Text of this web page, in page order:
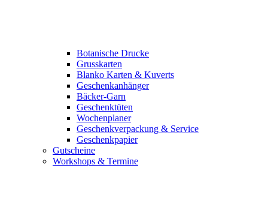
Botanische Drucke
Grusskarten
Blanko Karten & Kuverts
Geschenkanhänger
Bäcker-Garn
Geschenktüten
Wochenplaner
Geschenkverpackung & Service
Geschenkpapier
Gutscheine
Workshops & Termine